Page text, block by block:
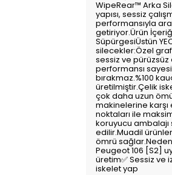
WipeRear™️ Arka
yapısı, sessiz
performansıyla
getiriyor.Ürün
SüpürgesiÜstün
silecekler:Özel
sessiz ve
performansı
bırakmaz.%100
üretilmiştir.Çelik
çok daha uzun
makinelerine
noktaları ile
koruyucu
edilir.Muadil
ömrü sağlar.Neden
Peugeot 106 [S2]
üretim✅ Sessiz ve
iskelet yap